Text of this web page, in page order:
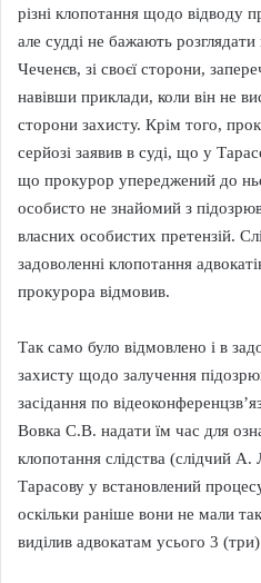
різні клопотання щодо відводу
але судді не бажають
Чеченєв, зі своєї сторони,
навівши приклади, коли він не
сторони захисту. Крім того,
серйозі заявив в суді, що у
що прокурор упереджений до
особисто не знайомий з
власних особистих претензій.
задоволенні клопотання
прокурора відмовив.
Так само було відмовлено і в
захисту щодо залучення
засідання по
Вовка С.В. надати їм час для
клопотання слідства (слідчий
Тарасову у встановлений
оскільки раніше вони не мали
виділив адвокатам усього 3